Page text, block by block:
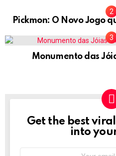
Pickmon: O Novo Jogo
Monumento das
NEWSLETTER
Get the best
into